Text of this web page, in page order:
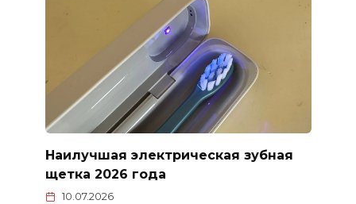
Наилучшая электрическая зубная
щетка 2026 года
10.07.2026